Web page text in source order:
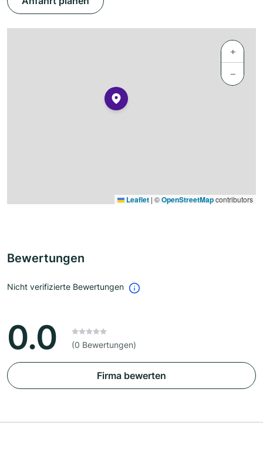
+
−
Leaflet | ©OpenStreetMapcontributors
Bewertungen
Nicht verifizierte Bewertungen
0.0 (0 Bewertungen)
Firma bewerten